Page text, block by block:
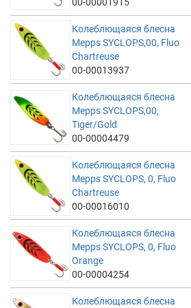
00-00001915
Колеблющаяся блесна
Mepps SYCLOPS,00, Fluo
Chartreuse
00-00013937
Колеблющаяся блесна
Mepps SYCLOPS,00,
Tiger/Gold
00-00004479
Колеблющаяся блесна
Mepps SYCLOPS, 0, Fluo
Chartreuse
00-00016010
Колеблющаяся блесна
Mepps SYCLOPS, 0, Fluo
Orange
00-00004254
Колеблющаяся блесна